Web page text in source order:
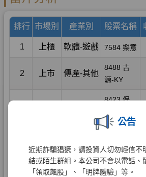
公告
近期詐騙猖獗，請投資人切勿輕信不
結或陌生群組。本公司不會以電話、
「領取飆股」、「明牌體驗」等。